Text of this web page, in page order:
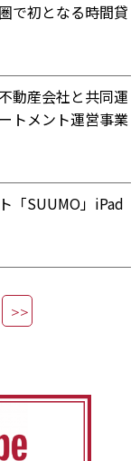
で初となる時間貸
動産会社と共同運
トメント運営事業
「SUUMO」iPad